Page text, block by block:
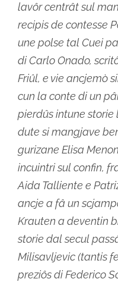
lavôr centrât sul
recipis de contesse
une polse tal Cuei
di Carlo Onado,
Friûl, e vie ancjemò
cun la conte di un
pierdûs intune
dute si mangjave
gurizane Elisa
incuintri sul confin,
Aida Talliente e
ancje a fâ un
Krauten a deventin
storie dal secul
Milisavljevic (tantis
preziôs di Federico